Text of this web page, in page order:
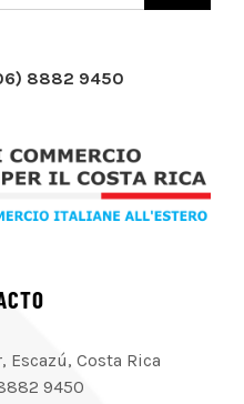
8882 9450
Escazú, Costa Rica
9450